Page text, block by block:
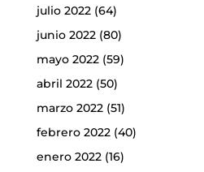
julio 2022(64)
junio 2022(80)
mayo 2022(59)
abril 2022(50)
marzo 2022(51)
febrero 2022(40)
enero 2022(16)